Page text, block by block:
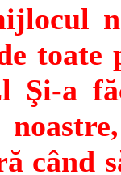
Şi-a
când